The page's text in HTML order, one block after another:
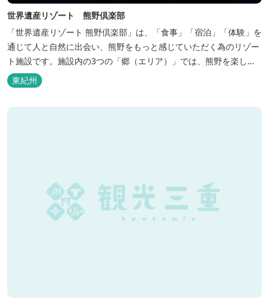
世界遺産リゾート 熊野倶楽部
「世界遺産リゾート 熊野倶楽部」は、「食事」「宿泊」「体験」を
通じて人と自然に出会い、熊野をもっと感じていただく為のリゾー
ト施設です。施設内の3つの「郷（エリア）」では、熊野を楽しむ
為の多彩なイベンを開催。施設内のいたるところに、熊野灘の青い
海や雄大な夕日の大パノラマ等、大自然を感じていただけるよう設
東紀州